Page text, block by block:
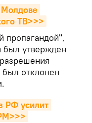
Молдове
ТВ>>>
пропагандой",
был утвержден
был отклонен
РФ усилит